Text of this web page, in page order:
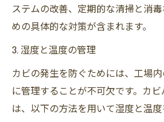
ステムの改善、定期的な清掃と消
めの具体的な対策が含まれます。
3. 湿度と温度の管理
カビの発生を防ぐためには、工場
に管理することが不可欠です。カ
は、以下の方法を用いて湿度と温度